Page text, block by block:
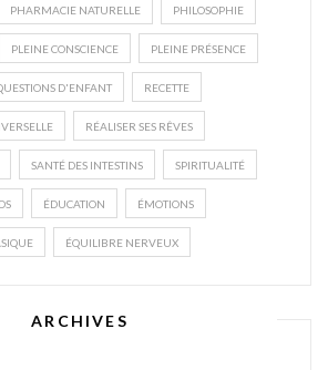
PHARMACIE NATURELLE PHILOSOPHIE
PLEINE CONSCIENCE PLEINE PRÉSENCE
D'ENFANT RECETTE
RÉALISER SES RÊVES
SANTÉ DES INTESTINS SPIRITUALITÉ
ÉDUCATION ÉMOTIONS
ÉQUILIBRE NERVEUX
ARCHIVES